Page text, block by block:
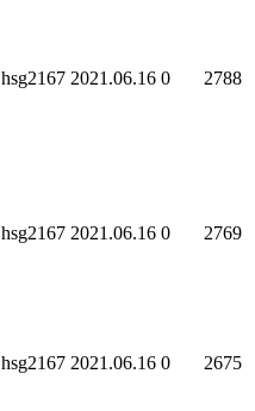
hsg2167 2021.06.16 0 2788
hsg2167 2021.06.16 0 2769
hsg2167 2021.06.16 0 2675